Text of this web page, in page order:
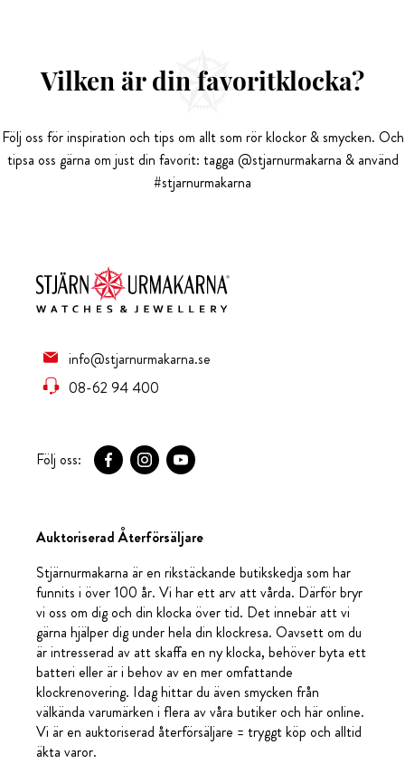
Vilken är din favoritklocka?
Följ oss för inspiration och tips om allt som rör klockor & smycken. Och
tipsa oss gärna om just din favorit: tagga @stjarnurmakarna & använd
#stjarnurmakarna
info@stjarnurmakarna.se
08-62 94 400
Följ oss:
Auktoriserad Återförsäljare
Stjärnurmakarna är en rikstäckande butikskedja som har
funnits i över 100 år. Vi har ett arv att vårda. Därför bryr
vi oss om dig och din klocka över tid. Det innebär att vi
gärna hjälper dig under hela din klockresa. Oavsett om du
är intresserad av att skaffa en ny klocka, behöver byta ett
batteri eller är i behov av en mer omfattande
klockrenovering. Idag hittar du även smycken från
välkända varumärken i flera av våra butiker och här online.
Vi är en auktoriserad återförsäljare = tryggt köp och alltid
äkta varor.